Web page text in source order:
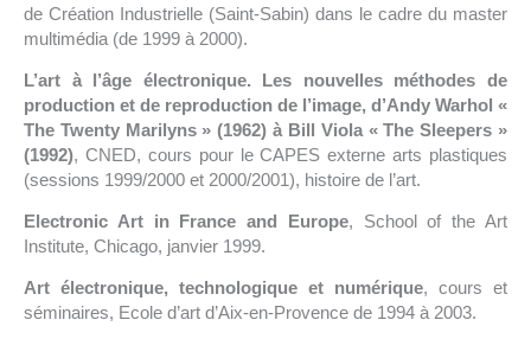
de Création Industrielle (Saint-Sabin) dans le cadre du master
multimédia (de 1999 à 2000).
L’art à l’âge électronique. Les nouvelles méthodes de
production et de reproduction de l’image, d’Andy Warhol «
The Twenty Marilyns » (1962) à Bill Viola « The Sleepers »
(1992), CNED, cours pour le CAPES externe arts plastiques
(sessions 1999/2000 et 2000/2001), histoire de l’art.
Electronic Art in France and Europe, School of the Art
Institute, Chicago, janvier 1999.
Art électronique, technologique et numérique, cours et
séminaires, Ecole d’art d’Aix-en-Provence de 1994 à 2003.